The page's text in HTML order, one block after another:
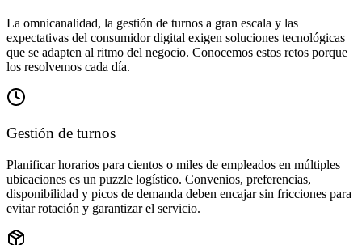
La omnicanalidad, la gestión de turnos a gran escala y las
expectativas del consumidor digital exigen soluciones tecnológicas
que se adapten al ritmo del negocio. Conocemos estos retos porque
los resolvemos cada día.
Gestión de turnos
Planificar horarios para cientos o miles de empleados en múltiples
ubicaciones es un puzzle logístico. Convenios, preferencias,
disponibilidad y picos de demanda deben encajar sin fricciones para
evitar rotación y garantizar el servicio.